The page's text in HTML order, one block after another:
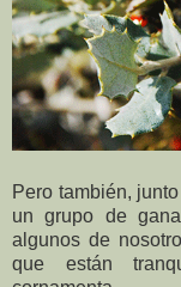
Pero también,
un grupo de
algunos de
que están